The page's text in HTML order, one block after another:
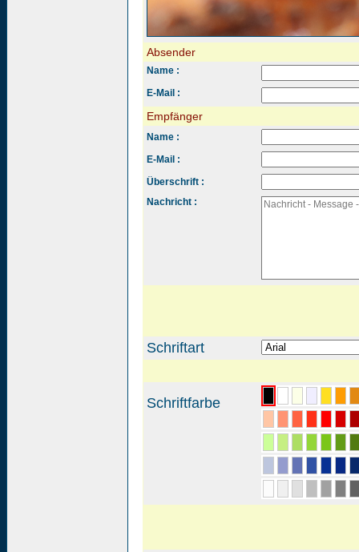
Absender
Name :
E-Mail :
Empfänger
Name :
E-Mail :
Überschrift :
Nachricht :
Schriftart
Schriftfarbe